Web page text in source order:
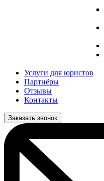
Услуги для юристов
Партнёры
Отзывы
Контакты
Заказать звонок